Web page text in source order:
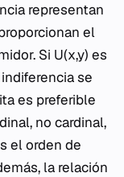
representan
el
Si U(x,y) es
se
es preferible
no cardinal,
el orden de
la relación